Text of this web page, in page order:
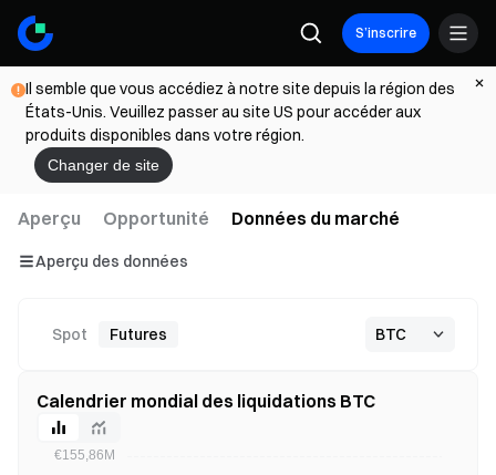
S’inscrire
Il semble que vous accédiez à notre site depuis la région des
États-Unis. Veuillez passer au site US pour accéder aux
produits disponibles dans votre région.
Changer de site
Aperçu Opportunité Données du marché
Aperçu des données
Spot Futures
Calendrier mondial des liquidations BTC